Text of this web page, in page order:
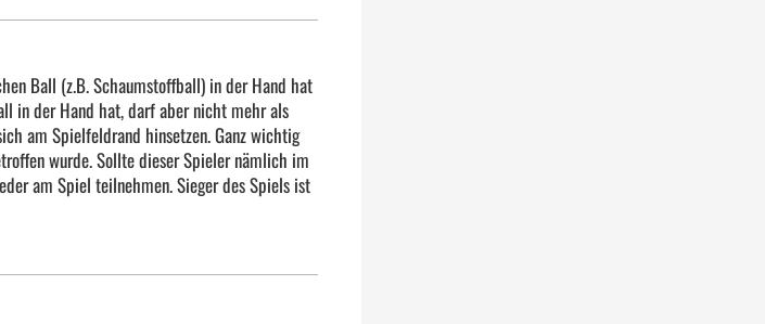
Ball (z.B. Schaumstoffball) in der Hand hat
in der Hand hat, darf aber nicht mehr als
am Spielfeldrand hinsetzen. Ganz wichtig
wurde. Sollte dieser Spieler nämlich im
am Spiel teilnehmen. Sieger des Spiels ist